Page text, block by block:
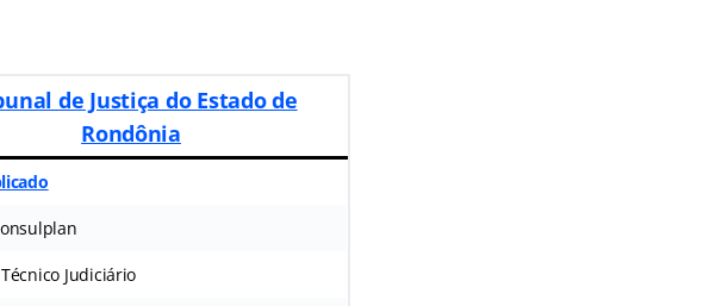
de Justiça do Estado de
Rondônia
Judiciário